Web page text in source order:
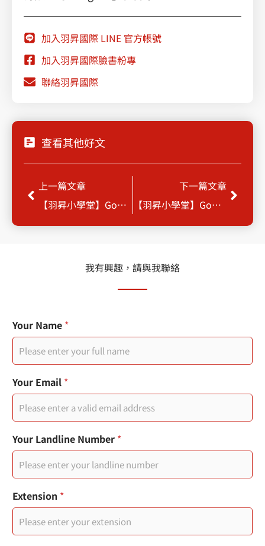
加入羽昇國際 LINE 官方帳號
加入羽昇國際臉書粉專
聯絡羽昇國際
查看其他好文
Prev
上一篇文章
【羽昇小學堂】Google Gmail機密模式
下一篇文章
【羽昇小學堂】Google Workspace 幫您圖檔轉文件檔
Next
我有興趣，請與我聯絡
Your Name *
Your Email *
Your Landline Number *
M
o
i
Extension *